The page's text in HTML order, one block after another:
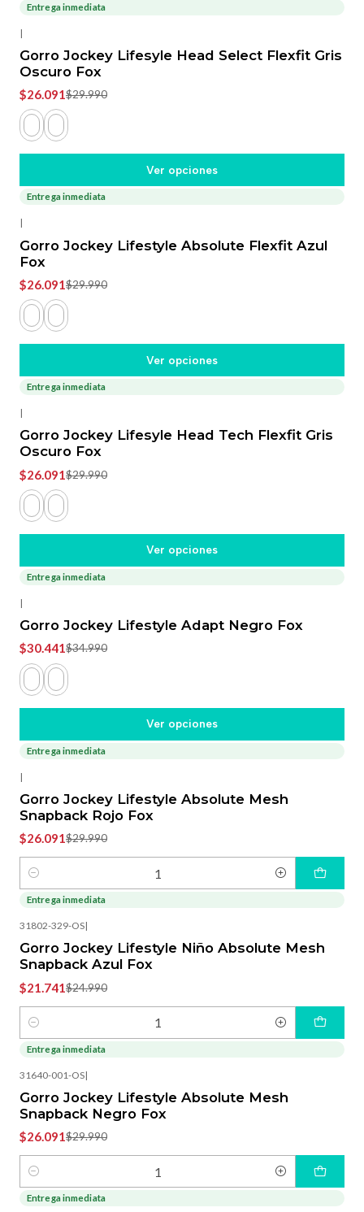
-13%
Entrega inmediata
|
Gorro Jockey Lifesyle Head Select Flexfit Gris
Oscuro Fox
$26.091$29.990
Ver opciones
Entrega inmediata
|
Gorro Jockey Lifestyle Absolute Flexfit Azul
Fox
$26.091$29.990
Ver opciones
-13%
Entrega inmediata
|
Gorro Jockey Lifesyle Head Tech Flexfit Gris
Oscuro Fox
$26.091$29.990
Ver opciones
-13%
Entrega inmediata
|
Gorro Jockey Lifestyle Adapt Negro Fox
$30.441$34.990
Ver opciones
-13%
Entrega inmediata
|
Gorro Jockey Lifestyle Absolute Mesh
Snapback Rojo Fox
$26.091$29.990
Cantidad
Entrega inmediata
31802-329-OS|
Gorro Jockey Lifestyle Niño Absolute Mesh
Snapback Azul Fox
$21.741$24.990
Cantidad
-13%
Entrega inmediata
31640-001-OS|
Gorro Jockey Lifestyle Absolute Mesh
Snapback Negro Fox
$26.091$29.990
Cantidad
Entrega inmediata